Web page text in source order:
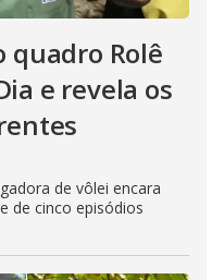
quadro Rolê
e revela os
de vôlei encara
de cinco episódios